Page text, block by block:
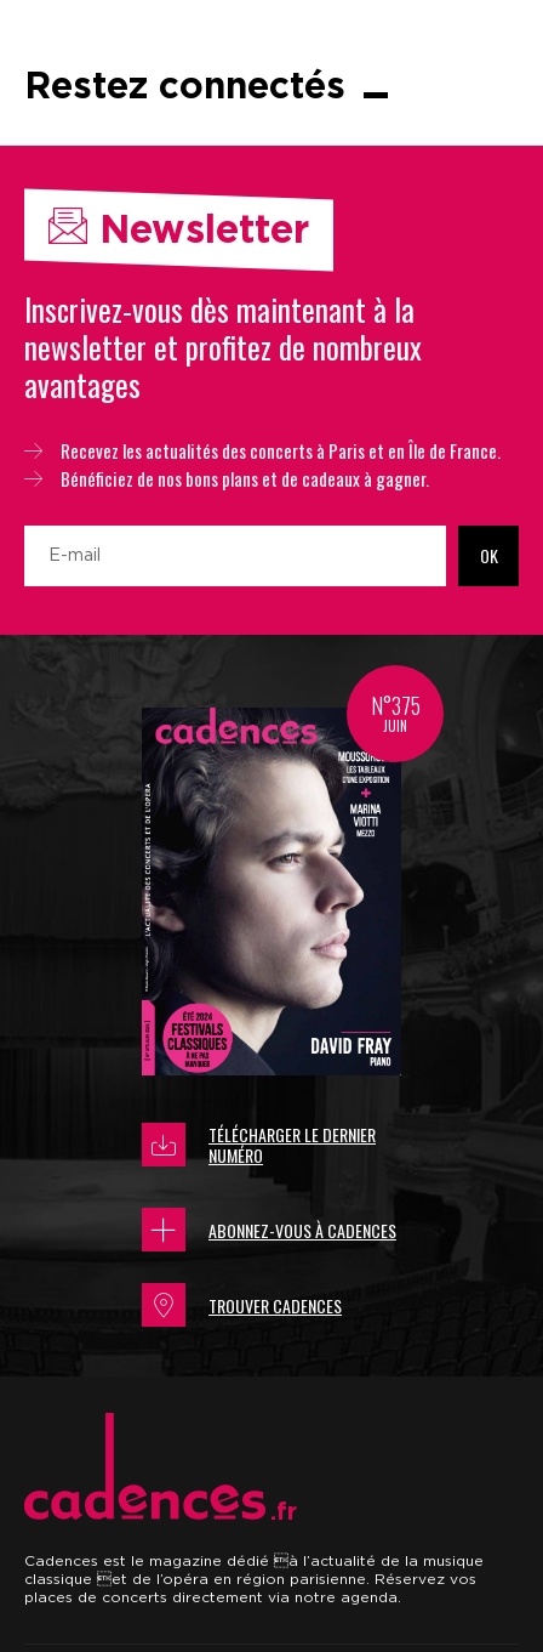
Restez connectés
Newsletter
Inscrivez-vous dès maintenant à la
newsletter et profitez de nombreux
avantages
Recevez les actualités des concerts à Paris et en Île de France.
Bénéficiez de nos bons plans et de cadeaux à gagner.
OK
N°375
JUIN
TÉLÉCHARGER LE DERNIER
NUMÉRO
ABONNEZ-VOUS À CADENCES
TROUVER CADENCES
.fr
Cadences est le magazine dédié à l’actualité de la musique
classique et de l’opéra en région parisienne. Réservez vos
places de concerts directement via notre agenda.